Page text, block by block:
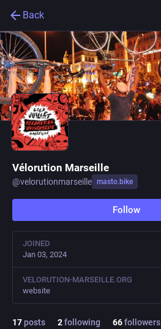
Back
Vélorution Marseille
@velorutionmarseille masto.bike
Follow
JOINED
Jan 03, 2024
VELORUTION-MARSEILLE.ORG
website
17posts 2following 66followers